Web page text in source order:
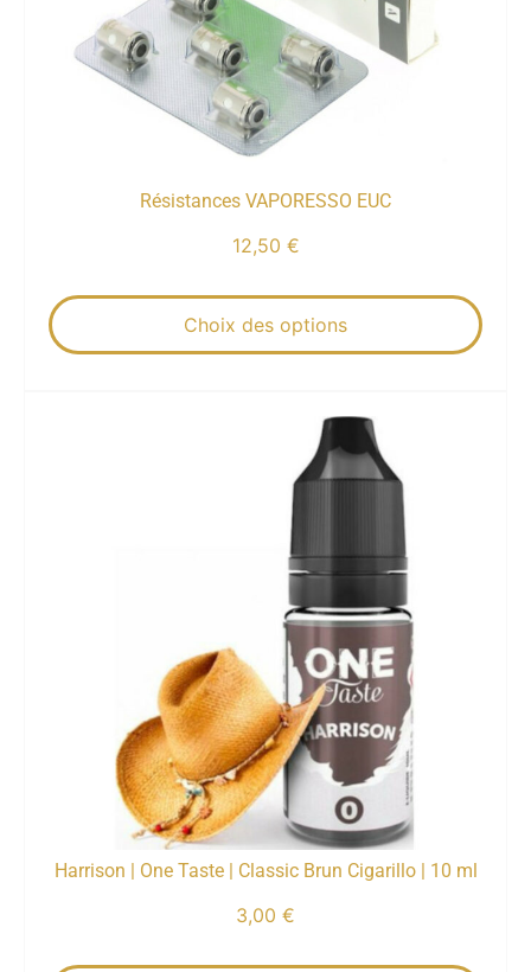
Résistances VAPORESSO EUC
12,50 €
Choix des options
Harrison | One Taste | Classic Brun Cigarillo | 10 ml
3,00 €